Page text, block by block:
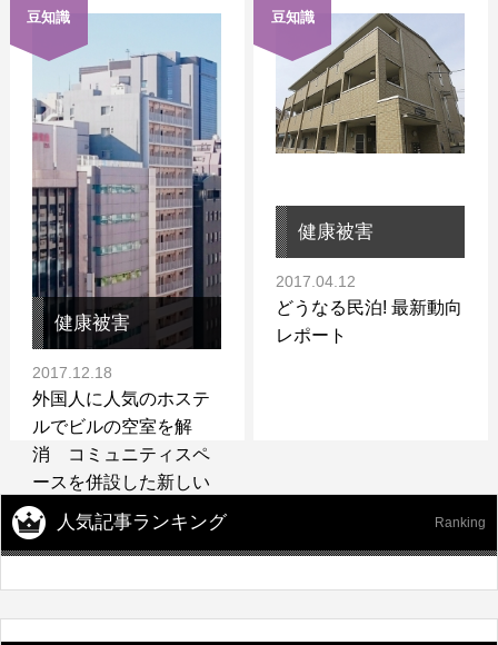
豆知識
健康被害
2017.12.18
外国人に人気のホステ
ルでビルの空室を解
消 コミュニティスペ
ースを併設した新しい
宿泊施設
豆知識
健康被害
2017.04.12
どうなる民泊! 最新動向
レポート
人気記事ランキング Ranking